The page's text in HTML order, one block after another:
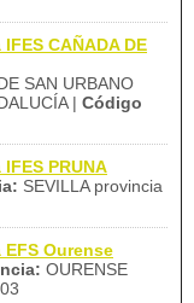
CAÑADA DE
SAN URBANO
| Código
PRUNA
SEVILLA provincia
Ourense
OURENSE